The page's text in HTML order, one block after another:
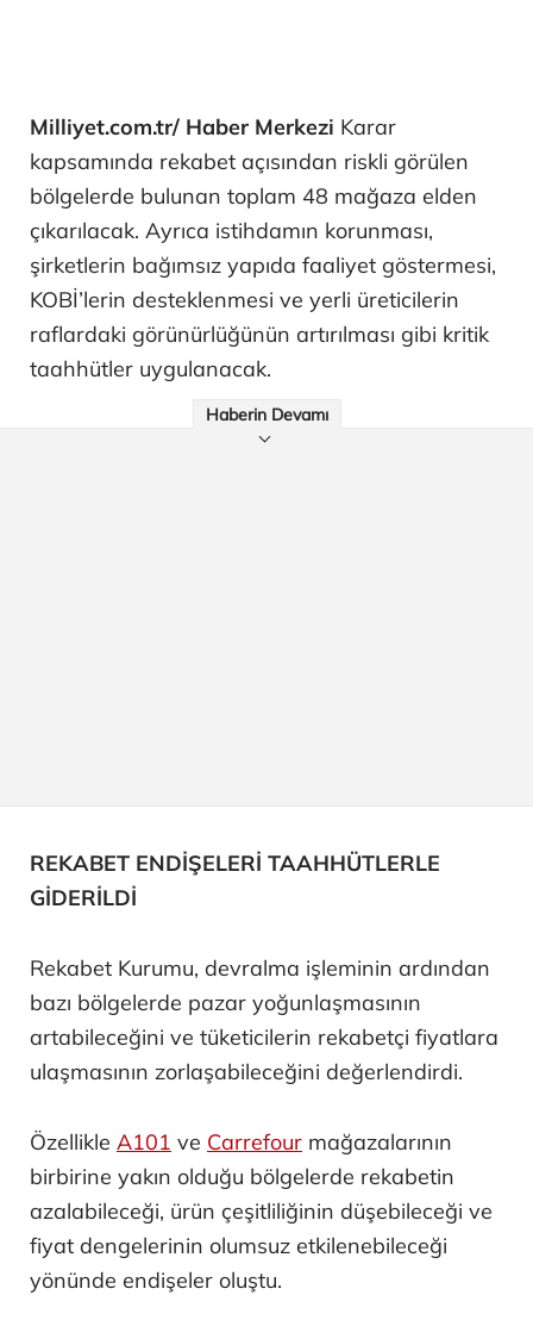
Milliyet.com.tr/ Haber Merkezi Karar
kapsamında rekabet açısından riskli görülen
bölgelerde bulunan toplam 48 mağaza elden
çıkarılacak. Ayrıca istihdamın korunması,
şirketlerin bağımsız yapıda faaliyet göstermesi,
KOBİ’lerin desteklenmesi ve yerli üreticilerin
raflardaki görünürlüğünün artırılması gibi kritik
taahhütler uygulanacak.
Haberin Devamı
REKABET ENDİŞELERİ TAAHHÜTLERLE
GİDERİLDİ
Rekabet Kurumu, devralma işleminin ardından
bazı bölgelerde pazar yoğunlaşmasının
artabileceğini ve tüketicilerin rekabetçi fiyatlara
ulaşmasının zorlaşabileceğini değerlendirdi.
Özellikle A101 ve Carrefour mağazalarının
birbirine yakın olduğu bölgelerde rekabetin
azalabileceği, ürün çeşitliliğinin düşebileceği ve
fiyat dengelerinin olumsuz etkilenebileceği
yönünde endişeler oluştu.